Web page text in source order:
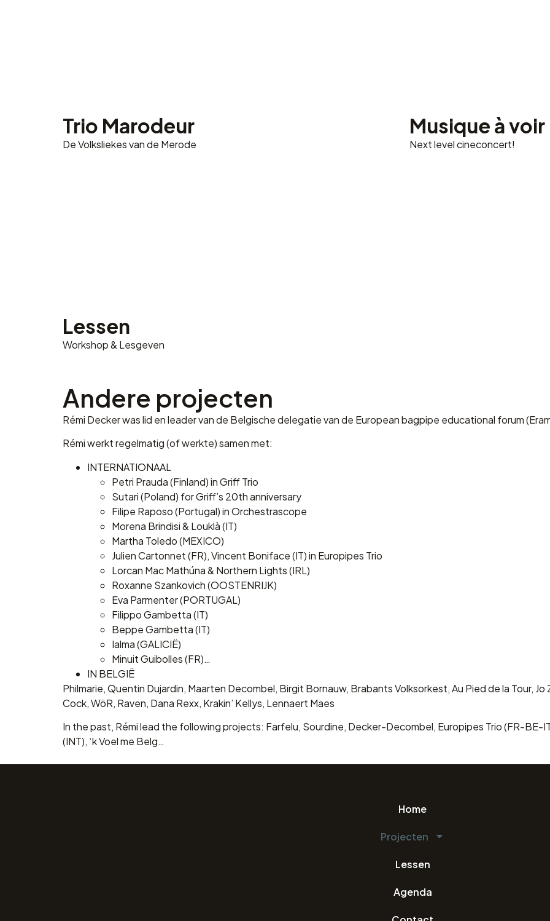
Trio Marodeur
De Volksliekes van de Merode
Musique à voir
Next level cineconcert!
Lessen
Workshop & Lesgeven
Andere projecten
Rémi Decker was lid en leader van de Belgische delegatie van de European bagpipe educational forum
Rémi werkt regelmatig (of werkte) samen met:
INTERNATIONAAL
Petri Prauda (Finland) in Griff Trio
Sutari (Poland) for Griff’s 20th anniversary
Filipe Raposo (Portugal) in Orchestrascope
Morena Brindisi & Louklà (IT)
Martha Toledo (MEXICO)
Julien Cartonnet (FR), Vincent Boniface (IT) in Europipes Trio
Lorcan Mac Mathúna & Northern Lights (IRL)
Roxanne Szankovich (OOSTENRIJK)
Eva Parmenter (PORTUGAL)
Filippo Gambetta (IT)
Beppe Gambetta (IT)
Ialma (GALICIË)
Minuit Guibolles (FR)…
IN BELGIË
Philmarie, Quentin Dujardin, Maarten Decombel, Birgit Bornauw, Brabants Volksorkest, Au Pied de la Tour,
Cock, WöR, Raven, Dana Rexx, Krakin’ Kellys, Lennaert Maes
In the past, Rémi lead the following projects: Farfelu, Sourdine, Decker-Decombel, Europipes Trio (FR-BE-
(INT), ‘k Voel me Belg…
Home
Projecten
Lessen
Agenda